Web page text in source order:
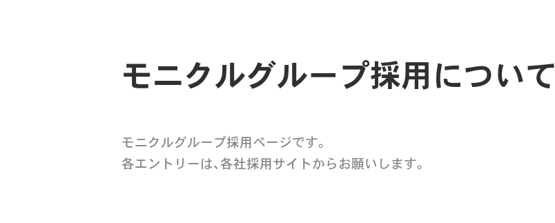
モニクルグループ採用について
モニクルグループ採用ページです。
各エントリーは、各社採用サイトからお願いします。